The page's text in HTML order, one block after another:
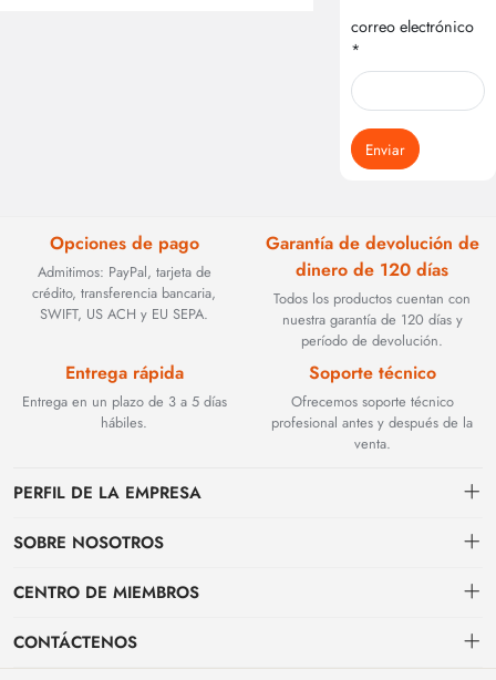
correo electrónico
*
Enviar
Opciones de pago
Admitimos: PayPal, tarjeta de
crédito, transferencia bancaria,
SWIFT, US ACH y EU SEPA.
Garantía de devolución de
dinero de 120 días
Todos los productos cuentan con
nuestra garantía de 120 días y
período de devolución.
Entrega rápida
Entrega en un plazo de 3 a 5 días
hábiles.
Soporte técnico
Ofrecemos soporte técnico
profesional antes y después de la
venta.
PERFIL DE LA EMPRESA
Fundada en 2002, BEYOND TECHNOLOGY INTERNATIONAL LIMITED
rendimiento. Con la evolución de las redes industriales, ampliamos
SOBRE NOSOTROS
Contacto
Condiciones de pago & facturación
CENTRO DE MIEMBROS
centro personal
Mi pedido
CONTÁCTENOS